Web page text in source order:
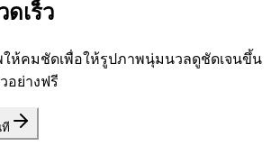
ดเร็ว
ให้คมชัดเพื่อให้รูปภาพนุ่มนวลดูชัดเจนขึ้น
อย่างฟรี